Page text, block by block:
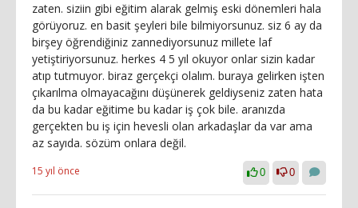
zaten. siziin gibi eğitim alarak gelmiş eski dönemleri hala
görüyoruz. en basit şeyleri bile bilmiyorsunuz. siz 6 ay da
birşey öğrendiğiniz zannediyorsunuz millete laf
yetiştiriyorsunuz. herkes 4 5 yıl okuyor onlar sizin kadar
atıp tutmuyor. biraz gerçekçi olalım. buraya gelirken işten
çıkarılma olmayacağını düşünerek geldiyseniz zaten hata
da bu kadar eğitime bu kadar iş çok bile. aranızda
gerçekten bu iş için hevesli olan arkadaşlar da var ama
az sayıda. sözüm onlara değil.
15 yıl önce 0 0